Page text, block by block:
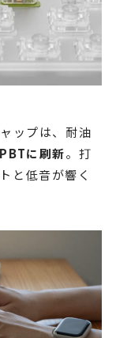
ップは、耐油
に刷新。打
と低音が響く